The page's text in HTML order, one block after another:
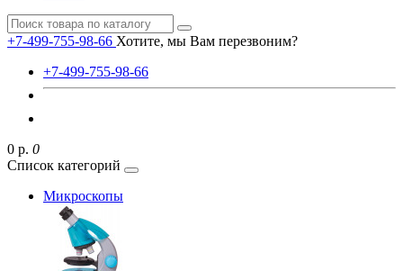
+7-499-755-98-66 Хотите, мы Вам перезвоним?
+7-499-755-98-66
0 р. 0
Список категорий
Микроскопы